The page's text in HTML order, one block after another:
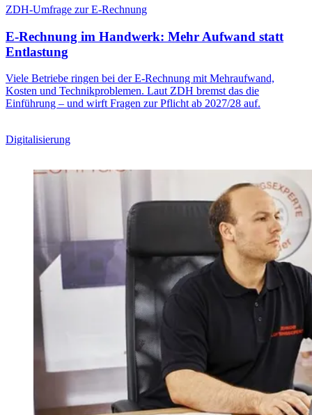
ZDH-Umfrage zur E-Rechnung
E-Rechnung im Handwerk: Mehr Aufwand statt
Entlastung
Viele Betriebe ringen bei der E-Rechnung mit Mehraufwand,
Kosten und Technikproblemen. Laut ZDH bremst das die
Einführung – und wirft Fragen zur Pflicht ab 2027/28 auf.
Digitalisierung